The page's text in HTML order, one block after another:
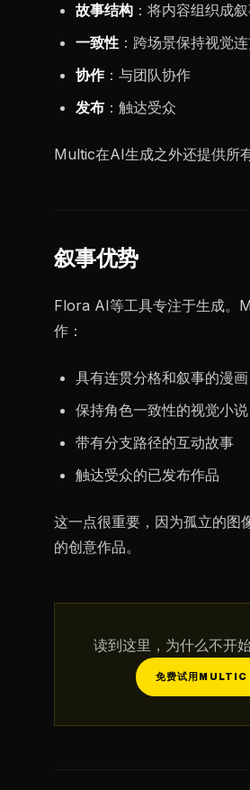
故事结构 ：将内容组织成
一致性 ：跨场景保持视觉
协作：与团队协作
发布 ：触达受众
Multic在AI生成之外还提供所
叙事优势
Flora AI等工具专注于生成。
作：
具有连贯分格和叙事的漫画
保持角色一致性的视觉小说
带有分支路径的互动故事
触达受众的已发布作品
这一点很重要，因为孤立的图
的创意作品。
读到这里，为什么不开
免费试用MULTIC